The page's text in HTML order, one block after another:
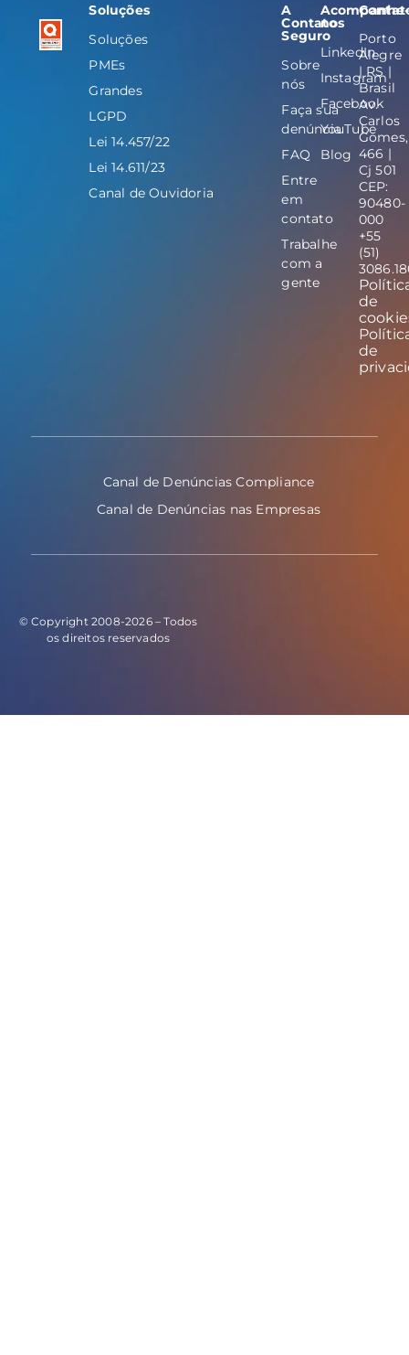
Soluções
Soluções
PMEs
Grandes
LGPD
Lei 14.457/22
Lei 14.611/23
Canal de Ouvidoria
A
Contato
Seguro
Sobre
nós
Faça sua
denúncia
FAQ
Entre
em
contato
Trabalhe
com a
gente
Acompanhe-
nos
LinkedIn
Instagram
Facebook
YouTube
Blog
Porto
Alegre
| RS |
Brasil
Av.
Carlos
Gomes,
466 |
Cj 501
CEP:
90480-
000
+55
(51)
de
de
Canal de Denúncias Compliance
Canal de Denúncias nas Empresas
© Copyright 2008-2026 – Todos
os direitos reservados